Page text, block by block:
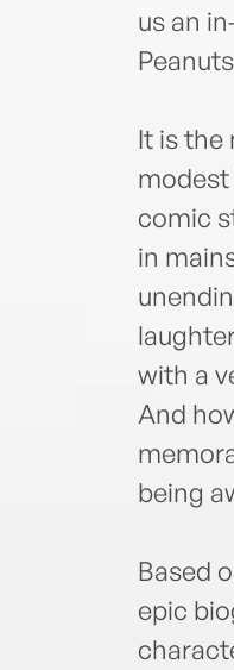
us an
It is the
comic
in
with a
And
being
Based
epic